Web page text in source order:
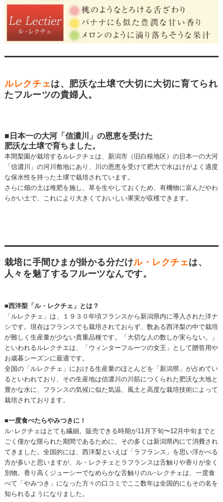
ルレクチェは、肥沃な土壌で大切に大切に育てられ
たフルーツの貴婦人。
■日本一の大河「信濃川」の恩恵を受けた
肥沃な土壌で育ちました。
本間梨園が栽培するルレクチェは、新潟市（旧白根地区）の日本一の大河
「信濃川」の河川敷地にあり、川の恩恵を受けて肥大で水はけがよく適度
な保水性を持った土壌で栽培されています。
さらに畑の土は堆肥を施し、草を生やしておくため、有機物に富んだやわ
らかい土で、これにより大きくておいしい果実が収穫できます。
栽培に手間ひまが掛かる分だけル・レクチェは、
人々を魅了するフルーツなんです。
■西洋梨「ル・レクチェ」とは？
「ルレクチェ」は、１９３０年頃フランスから新潟県内に導入された洋ナ
シです。現在はフランスでも栽培されておらず、数ある西洋梨の中で栽培
が難しく生産量が少ない貴重品種です。「大切な人の数しか実らない。」
といわれるルレクチエは、「ウィンターフルーツの女王」として贈答用や
お歳暮シーズンに最適です。
全国の「ルレクチェ」における生産量のほとんどを「新潟県」が占めてい
るといわれており、その生産地は信濃川の川筋につくられた肥沃な大地と
豊かな水に、フランスの気候に似た気温、風土と高度な栽培技術によって
栽培されております。
■一度食べたらやみつきに！
ル･レクチェはとても繊細。販売できる時期が11月下旬〜12月中旬までと
ごく僅かな限られた期間であるために、その多くは新潟県内にて消費され
てきました。全国的には、西洋梨といえば「ラフランス」を思い浮かべる
方が多いと思いますが、ル・レクチェとラフランスは舌触りや香りが全く
別物。香り高くジューシーでなめらかな舌触りのル･レクチェは、一度食
べて「やみつき」になった方々の口コミでここ数年は全国的にもその名を
知られるようになりました。